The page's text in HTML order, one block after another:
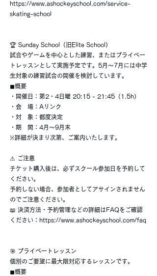
https://www.ashockeyschool.com/service-
skating-school
🏆 Sunday School（旧Elite School）
試合やゲームを中心とした練習、またはプライベー
トレッスンとして実施予定です。5月〜7月には中学
生対象の練習試合の開催を検討しています。
◼︎概要
・開催日：第2・4日曜 20:15 - 21:45（1.5h）
・会 場：Aリンク
・対 象：都度決定
・期 間：4月〜9月末
※詳細が決まり次第、ご案内いたします。
⚠ ご注意
チケット購入後は、必ずスクール参加日を予約して
ください。
予約しない場合、参加者としてアサインされません
のでご注意ください。
📖 決済方法・予約管理などの詳細はFAQをご確認
ください： https://www.ashockeyschool.com/faq
🎯 プライベートレッスン
個別のご要望に最大限対応するレッスンです。
◼︎概要